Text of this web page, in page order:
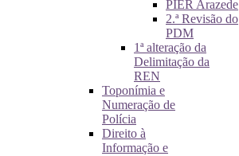
PIER Arazede
2.ª Revisão do
PDM
1ª alteração da
Delimitação da
REN
Toponímia e
Numeração de
Polícia
Direito à
Informação e